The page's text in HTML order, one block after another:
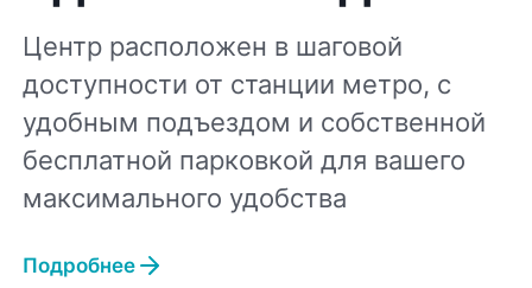
Центр расположен в шаговой
доступности от станции метро, с
удобным подъездом и собственной
бесплатной парковкой для вашего
максимального удобства
Подробнее